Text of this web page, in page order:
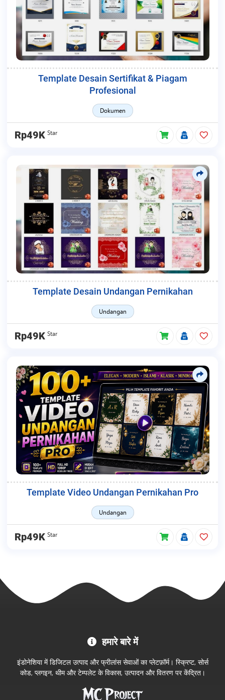
Template Desain Sertifikat & Piagam
Profesional
Dokumen
Rp49K Star
Template Desain Undangan Pernikahan
Undangan
Rp49K Star
Template Video Undangan Pernikahan Pro
Undangan
Rp49K Star
आधिकारिक
हमारे बारे में
इंडोनेशिया में डिजिटल उत्पाद और फ्रीलांस सेवाओं का प्लेटफ़ॉर्म। स्क्रिप्ट, सोर्स
कोड, प्लगइन, थीम और टेम्पलेट के विकास, उत्पादन और वितरण पर केंद्रित।